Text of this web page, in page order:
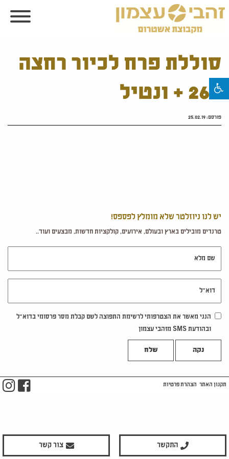
סוללת פרח לכיור רחצה
260 + ונטיל
פורסם:25.02.19
יש לנו ניוזלטר שלא מומלץ לפספס!
טרנדים מובילים בארץ ובעולם, אירועים, קולקציות חדשות, מבצעים ועוד..
הנני מאשר את הצטרפותי לרשימת התפוצה לשם קבלת מסר פרסומי בדוא"ל
ובהודעת SMS מזהבי עצמון
נקה
התקשר צור קשר
תקנון האתר הצהרת פרטיות